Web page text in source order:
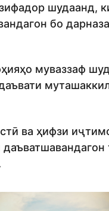
шудаанд,
бо
муваззаф
ва ҳифзи